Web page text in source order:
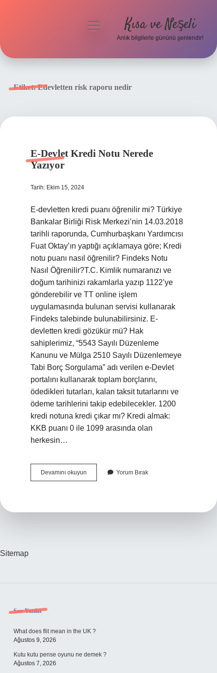
menüyü
Kısa ve Neşeli
Anlık bilgilerle gününü şenlendir!
Etiket:Edevletten risk raporu nedir
E-Devlet Kredi Notu Nerede
Yazıyor
Tarih: Ekim 15, 2024
E-devletten kredi puanı öğrenilir mi? Türkiye
Bankalar Birliği Risk Merkezi’nin 14.03.2018
tarihli raporunda, Cumhurbaşkanı Yardımcısı
Fuat Oktay’ın yaptığı açıklamaya göre; Kredi
notu puanı nasıl öğrenilir? Findeks Notu
Nasıl Öğrenilir?T.C. Kimlik numaranızı ve
doğum tarihinizi rakamlarla yazıp 1122’ye
gönderebilir ve TT online işlem
uygulamasında bulunan servisi kullanarak
Findeks talebinde bulunabilirsiniz. E-
devletten kredi gözükür mü? Hak
sahiplerimiz, “5543 Sayılı Düzenleme
Kanunu ve Mülga 2510 Sayılı Düzenlemeye
Tabi Borç Sorgulama” adı verilen e-Devlet
portalını kullanarak toplam borçlarını,
ödedikleri tutarları, kalan taksit tutarlarını ve
ödeme tarihlerini takip edebilecekler. 1200
kredi notuna kredi çıkar mı? Kredi almak:
KKB puanı 0 ile 1099 arasında olan
herkesin…
Devamını okuyun
Devlet
Yorum Bırak
Sitemap
Sidebar
Son Yazılar
What does flit mean in the UK ?
Ağustos 9, 2026
Kutu kutu pense oyunu ne demek ?
Ağustos 7, 2026